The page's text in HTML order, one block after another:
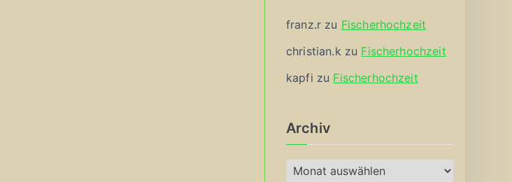
franz.r zu Fischerhochzeit
christian.k zu Fischerhochzeit
kapfi zu Fischerhochzeit
Archiv